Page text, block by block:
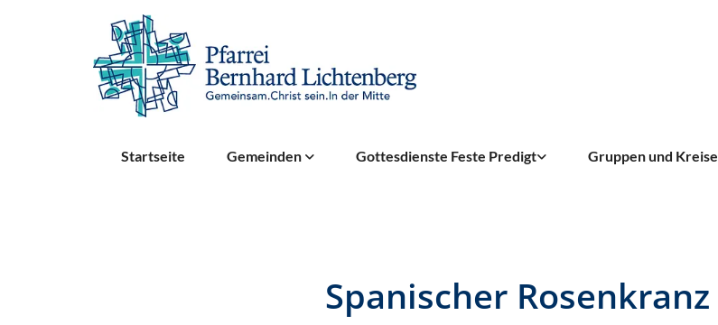
Startseite Gemeinden Gottesdienste Feste Predigt Gruppen und Kreise
Spanischer Rosenkranz